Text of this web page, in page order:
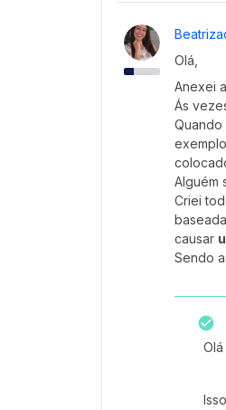
Olá,
Anexei
Ás
exemplo,
Alguém
Criei
causar
Sendo
Olá